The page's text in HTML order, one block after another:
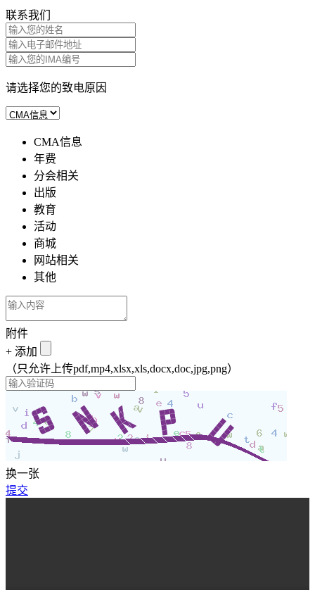
联系我们
请选择您的致电原因
CMA信息
年费
分会相关
出版
教育
活动
商城
网站相关
其他
附件
+ 添加
（只允许上传pdf,mp4,xlsx,xls,docx,doc,jpg,png）
换一张
提交